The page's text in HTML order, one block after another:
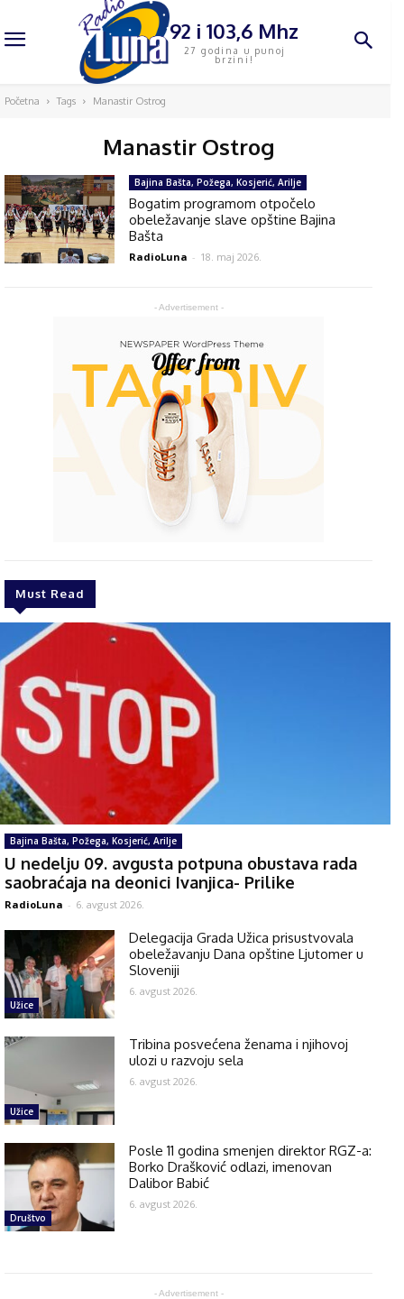
92 i 103,6 Mhz
27 godina u punoj
brzini!
Početna Tags Manastir Ostrog
Manastir Ostrog
- Advertisement -
Must Read
Bajina Bašta, Požega, Kosjerić, Arilje
U nedelju 09. avgusta potpuna obustava rada
saobraćaja na deonici Ivanjica- Prilike
RadioLuna - 6. avgust 2026.
Užice
Delegacija Grada Užica prisustvovala
obeležavanju Dana opštine Ljutomer u
Sloveniji
6. avgust 2026.
Užice
Tribina posvećena ženama i njihovoj
ulozi u razvoju sela
6. avgust 2026.
Društvo
Posle 11 godina smenjen direktor RGZ-a:
Borko Drašković odlazi, imenovan
Dalibor Babić
6. avgust 2026.
Bajina Bašta, Požega, Kosjerić, Arilje
Bogatim programom otpočelo
obeležavanje slave opštine Bajina
Bašta
RadioLuna - 18. maj 2026.
- Advertisement -